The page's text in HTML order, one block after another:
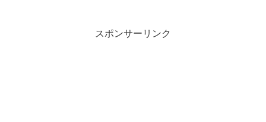
スポンサーリンク